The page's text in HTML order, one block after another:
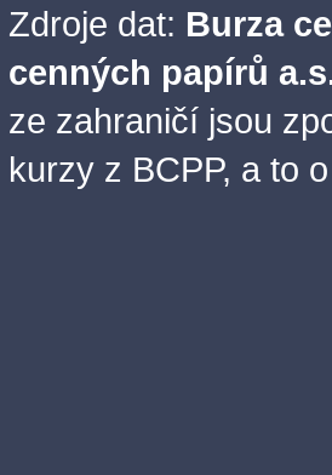
Zdroje dat: Burza
cenných papírů
ze zahraničí jsou
kurzy z BCPP, a to